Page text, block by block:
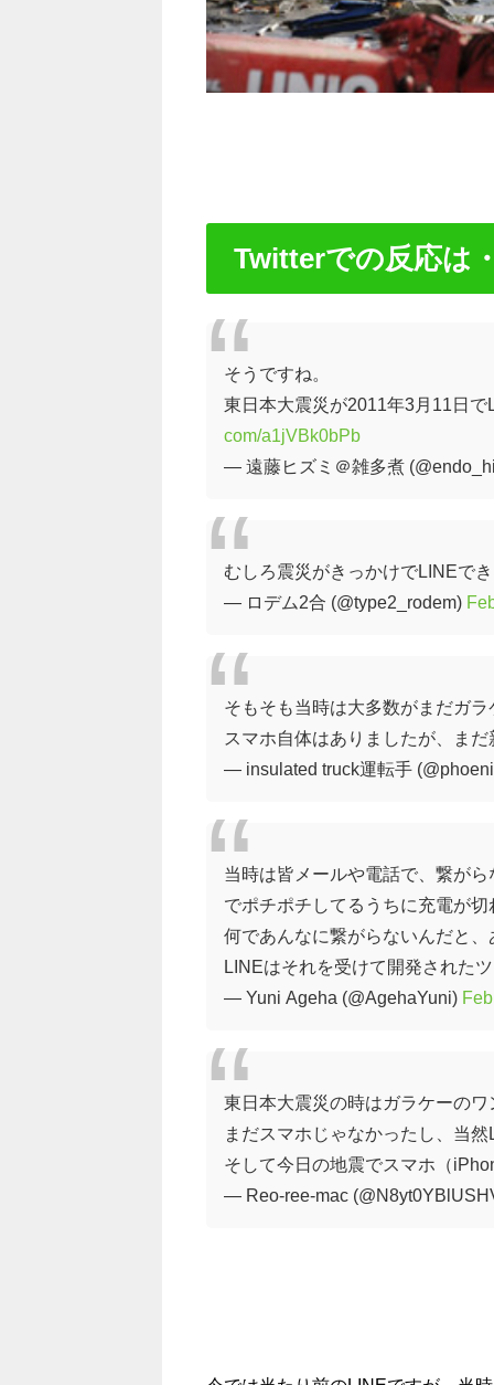
Twitterでの反応は
そうですね。
東日本大震災が2011年3月11日
com/a1jVBk0bPb
— 遠藤ヒズミ＠雑多煮
むしろ震災がきっかけでLINEで
— ロデム2合 (@type2_rodem)
そもそも当時は大多数がまだガ
スマホ自体はありましたが、ま
— insulated truck運転手
当時は皆メールや電話で、繋が
でポチポチしてるうちに充電が
何であんなに繋がらないんだと
LINEはそれを受けて開発された
— Yuni Ageha (@AgehaYuni)
東日本大震災の時はガラケーの
まだスマホじゃなかったし、当
そして今日の地震でスマホ（
— Reo-ree-mac